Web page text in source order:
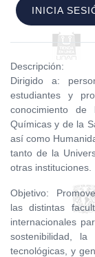
INICIA
Descripción:
Dirigido a:
estudiantes y
conocimiento de
Químicas y de la
así como
tanto de la
otras instituciones.
Objetivo:
las distintas
internacionales
sostenibilidad,
tecnológicas, y